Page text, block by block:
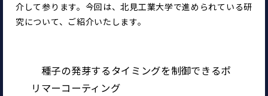
介して参ります。今回は、北見工業大学で進められている研
究について、ご紹介いたします。
種子の発芽するタイミングを制御できるポ
リマーコーティング